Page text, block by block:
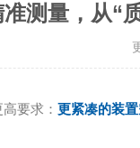
测量，从“
要求： 更紧凑的装